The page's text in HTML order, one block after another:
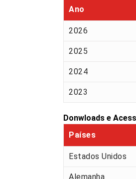
Ano
2026
2025
2024
2023
Donwloads e
Países
Estados Unidos
Alemanha